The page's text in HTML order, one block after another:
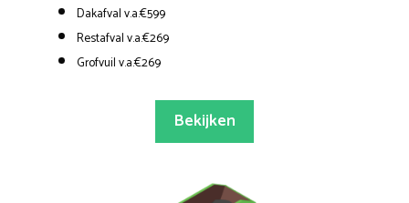
Dakafval v.a.€599
Restafval v.a.€269
Grofvuil v.a.€269
Bekijken